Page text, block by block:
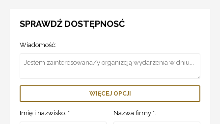
SPRAWDŹ DOSTĘPNOSĆ
Wiadomość:
WIĘCEJ OPCJI
Imię i nazwisko: * Nazwa firmy *: